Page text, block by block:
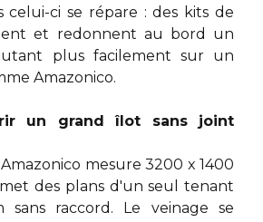
celui-ci se répare : des kits de
et redonnent au bord un
plus facilement sur un
Amazonico.
un grand îlot sans joint
mesure 3200 x 1400
des plans d'un seul tenant
sans raccord. Le veinage se